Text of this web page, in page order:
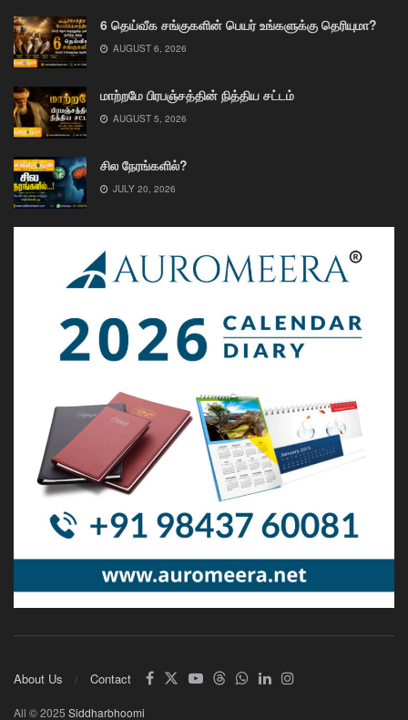
6 தெய்வீக சங்குகளின் பெயர் உங்களுக்கு தெரியுமா?
AUGUST 6, 2026
மாற்றமே பிரபஞ்சத்தின் நித்திய சட்டம்
AUGUST 5, 2026
சில நேரங்களில்?
JULY 20, 2026
About Us Contact
All © 2025 Siddharbhoomi